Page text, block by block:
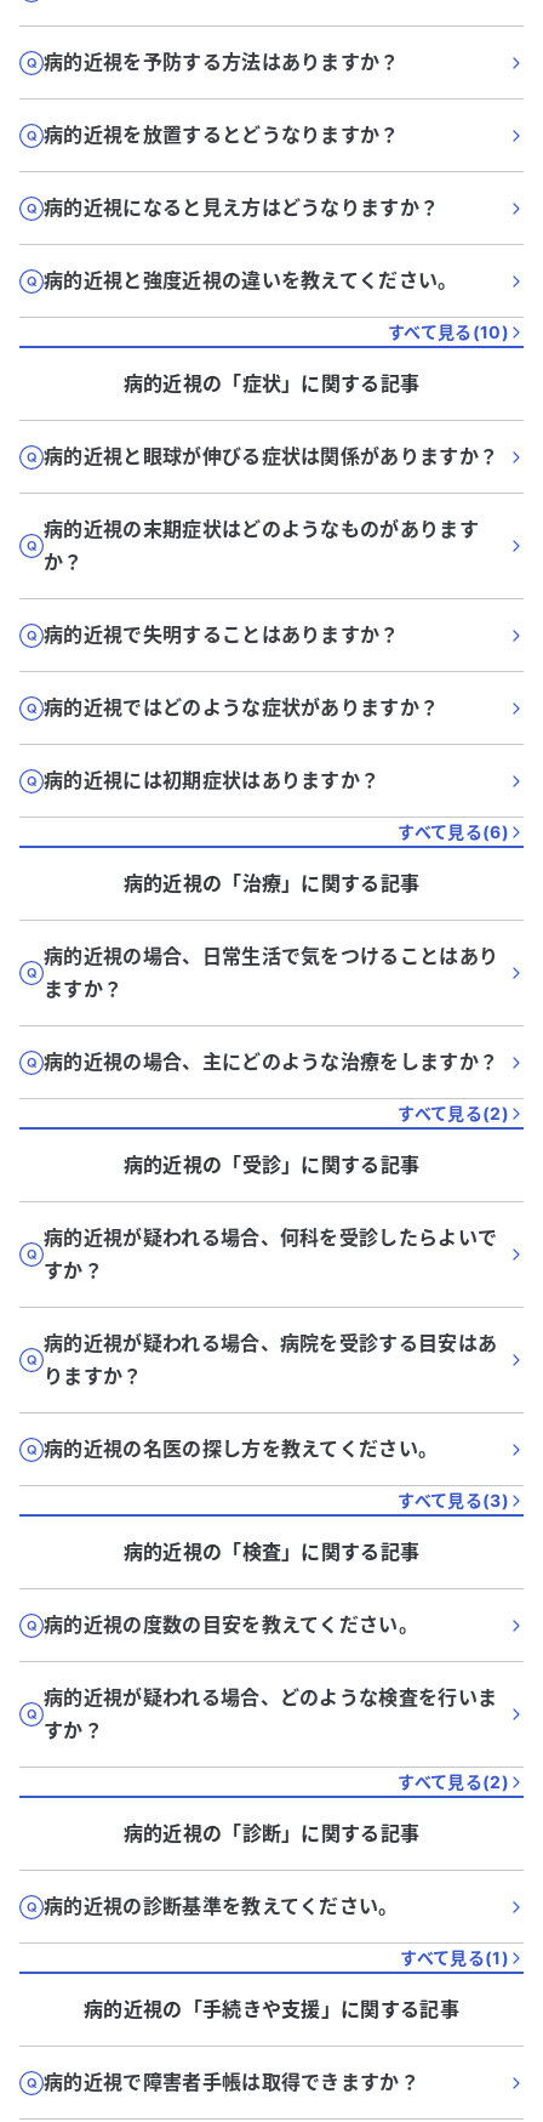
病的近視を予防する方法はありますか？
病的近視を放置するとどうなりますか？
病的近視になると見え方はどうなりますか？
病的近視と強度近視の違いを教えてください。
すべて見る(10)
病的近視の「症状」に関する記事
病的近視と眼球が伸びる症状は関係がありますか？
病的近視の末期症状はどのようなものがあります
か？
病的近視で失明することはありますか？
病的近視ではどのような症状がありますか？
病的近視には初期症状はありますか？
すべて見る(6)
病的近視の「治療」に関する記事
病的近視の場合、日常生活で気をつけることはあり
ますか？
病的近視の場合、主にどのような治療をしますか？
すべて見る(2)
病的近視の「受診」に関する記事
病的近視が疑われる場合、何科を受診したらよいで
すか？
病的近視が疑われる場合、病院を受診する目安はあ
りますか？
病的近視の名医の探し方を教えてください。
すべて見る(3)
病的近視の「検査」に関する記事
病的近視の度数の目安を教えてください。
病的近視が疑われる場合、どのような検査を行いま
すか？
すべて見る(2)
病的近視の「診断」に関する記事
病的近視の診断基準を教えてください。
すべて見る(1)
病的近視の「手続きや支援 」に関する記事
病的近視で障害者手帳は取得できますか？